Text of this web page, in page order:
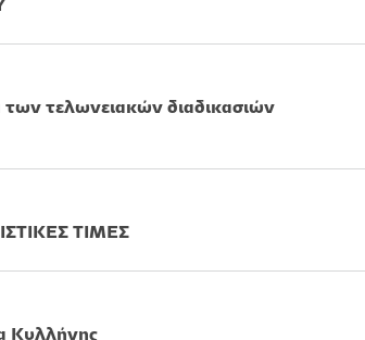
τελωνειακών διαδικασιών
ΤΙΜΕΣ
Κυλλήνης